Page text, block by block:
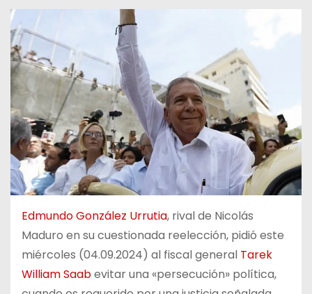
Edmundo González Urrutia, rival de Nicolás
Maduro en su cuestionada reelección, pidió este
miércoles (04.09.2024) al fiscal general Tarek
William Saabevitar una «persecución» política,